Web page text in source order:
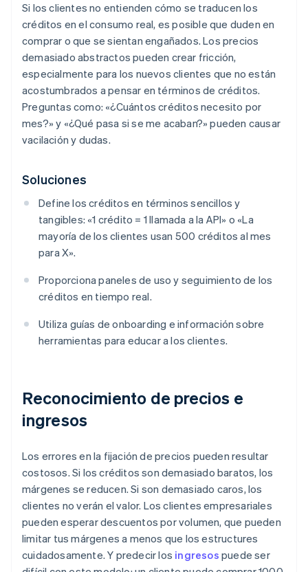
Si los clientes no entienden cómo se traducen los
créditos en el consumo real, es posible que duden en
comprar o que se sientan engañados. Los precios
demasiado abstractos pueden crear fricción,
especialmente para los nuevos clientes que no están
acostumbrados a pensar en términos de créditos.
Preguntas como: «¿Cuántos créditos necesito por
mes?» y «¿Qué pasa si se me acaban?» pueden causar
vacilación y dudas.
Soluciones
Define los créditos en términos sencillos y
tangibles: «1 crédito = 1 llamada a la API» o «La
mayoría de los clientes usan 500 créditos al mes
para X».
Proporciona paneles de uso y seguimiento de los
créditos en tiempo real.
Utiliza guías de onboarding e información sobre
herramientas para educar a los clientes.
Reconocimiento de precios e
ingresos
Los errores en la fijación de precios pueden resultar
costosos. Si los créditos son demasiado baratos, los
márgenes se reducen. Si son demasiado caros, los
clientes no verán el valor. Los clientes empresariales
pueden esperar descuentos por volumen, que pueden
limitar tus márgenes a menos que los estructures
cuidadosamente. Y predecir los ingresos puede ser